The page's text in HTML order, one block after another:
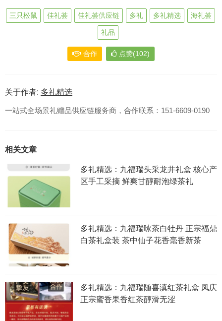
三只松鼠 佳礼荟 佳礼荟供应链 多礼 多礼精选 海礼荟
礼品
合作 点赞(102)
关于作者: 多礼精选
一站式全场景礼赠品供应链服务商，合作联系：151-6609-0190
相关文章
多礼精选：九福瑞头采龙井礼盒 核心产
区手工采摘 鲜爽甘醇耐泡绿茶礼
多礼精选：九福瑞咏茶白牡丹 正宗福鼎
白茶礼盒装 茶中仙子花香毫香新茶
多礼精选：九福瑞随喜滇红茶礼盒 凤庆
正宗蜜香果香红茶醇滑无涩